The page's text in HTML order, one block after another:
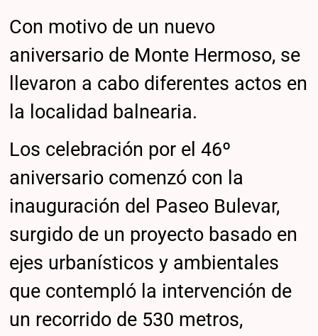
Con motivo de un nuevo
aniversario de Monte Hermoso, se
llevaron a cabo diferentes actos en
la localidad balnearia.
Los celebración por el 46º
aniversario comenzó con la
inauguración del Paseo Bulevar,
surgido de un proyecto basado en
ejes urbanísticos y ambientales
que contempló la intervención de
un recorrido de 530 metros,